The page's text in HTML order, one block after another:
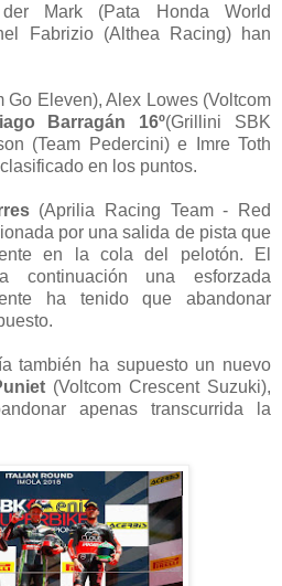
Mark (Pata Honda World
Fabrizio (Althea Racing) han
Go Eleven), Alex Lowes (Voltcom
Barragán 16º(Grillini SBK
(Team Pedercini) e Imre Toth
en los puntos.
(Aprilia Racing Team - Red
por una salida de pista que
en la cola del pelotón. El
una esforzada
ha tenido que abandonar
también ha supuesto un nuevo
(Voltcom Crescent Suzuki),
apenas transcurrida la